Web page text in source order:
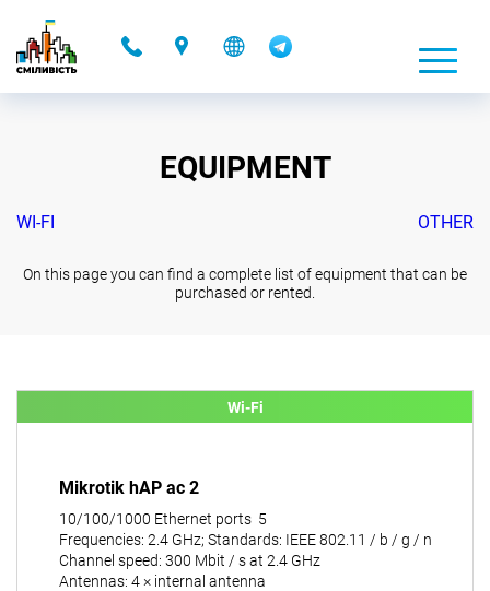
EQUIPMENT
WI-FI OTHER
On this page you can find a complete list of equipment that can be
purchased or rented.
Wi-Fi
Mikrotik hAP ac 2
10/100/1000 Ethernet ports 5
Frequencies: 2.4 GHz; Standards: IEEE 802.11 / b / g / n
Channel speed: 300 Mbit / s at 2.4 GHz
Antennas: 4 × internal antenna